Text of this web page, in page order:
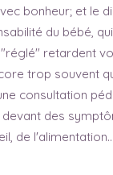
bonheur; et le
du bébé,
retardent
trop souvent
consultation
des
de l'alimentation...